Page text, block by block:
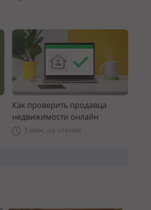
Как проверить продавца
недвижимости онлайн
3 мин. на чтение